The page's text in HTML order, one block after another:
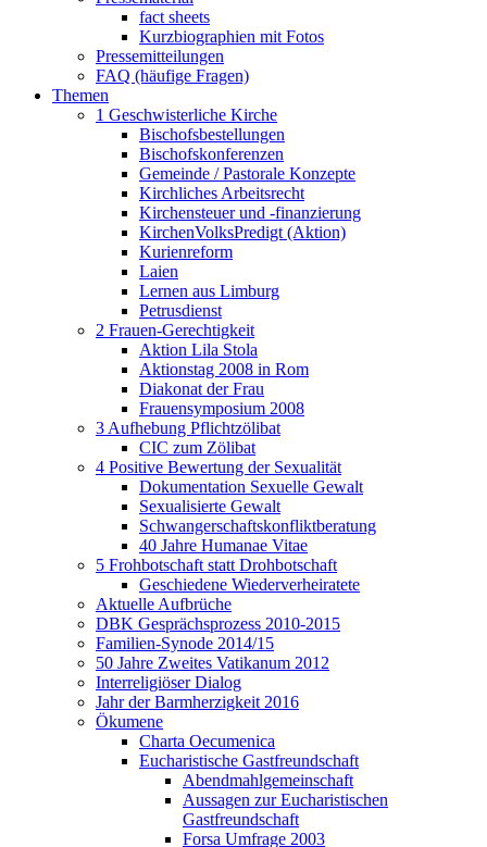
fact sheets
Kurzbiographien mit Fotos
Pressemitteilungen
FAQ (häufige Fragen)
Themen
1 Geschwisterliche Kirche
Bischofsbestellungen
Bischofskonferenzen
Gemeinde / Pastorale Konzepte
Kirchliches Arbeitsrecht
Kirchensteuer und -finanzierung
KirchenVolksPredigt (Aktion)
Kurienreform
Laien
Lernen aus Limburg
Petrusdienst
2 Frauen-Gerechtigkeit
Aktion Lila Stola
Aktionstag 2008 in Rom
Diakonat der Frau
Frauensymposium 2008
3 Aufhebung Pflichtzölibat
CIC zum Zölibat
4 Positive Bewertung der Sexualität
Dokumentation Sexuelle Gewalt
Sexualisierte Gewalt
Schwangerschaftskonfliktberatung
40 Jahre Humanae Vitae
5 Frohbotschaft statt Drohbotschaft
Geschiedene Wiederverheiratete
Aktuelle Aufbrüche
DBK Gesprächsprozess 2010-2015
Familien-Synode 2014/15
50 Jahre Zweites Vatikanum 2012
Interreligiöser Dialog
Jahr der Barmherzigkeit 2016
Ökumene
Charta Oecumenica
Eucharistische Gastfreundschaft
Abendmahlgemeinschaft
Aussagen zur Eucharistischen
Gastfreundschaft
Forsa Umfrage 2003